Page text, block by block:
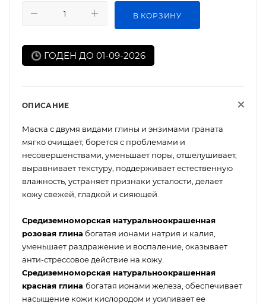
В КОРЗИНУ
ГОДЕН ДО 01-09-2026
ОПИСАНИЕ
Маска с двумя видами глины и энзимами граната
мягко очищает, борется с проблемами и
несовершенствами, уменьшает поры, отшелушивает,
выравнивает текстуру, поддерживает естественную
влажность, устраняет признаки усталости, делает
кожу свежей, гладкой и сияющей.
Средиземноморская натуральноокрашенная
розовая глина богатая ионами натрия и калия,
уменьшает раздражение и воспаление, оказывает
анти-стрессовое действие на кожу.
Средиземноморская натуральноокрашенная
красная глина богатая ионами железа, обеспечивает
насыщение кожи кислородом и усиливает ее